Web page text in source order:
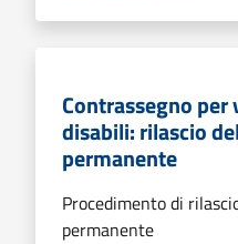
Contrassegno per
disabili: rilascio
permanente
Procedimento di
permanente